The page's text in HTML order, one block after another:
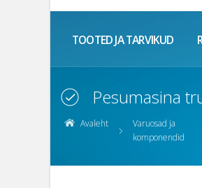
TOOTED JA TARVIKUD
Pesumasina
Avaleht
Varuosad ja
komponendid